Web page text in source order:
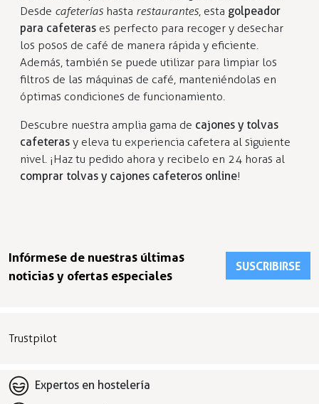
Desde cafeterías hasta restaurantes, esta golpeador
para cafeteras es perfecto para recoger y desechar
los posos de café de manera rápida y eficiente.
Además, también se puede utilizar para limpiar los
filtros de las máquinas de café, manteniéndolas en
óptimas condiciones de funcionamiento.
Descubre nuestra amplia gama de cajones y tolvas
cafeteras y eleva tu experiencia cafetera al siguiente
nivel. ¡Haz tu pedido ahora y recibelo en 24 horas al
comprar tolvas y cajones cafeteros online!
Infórmese de nuestras últimas
noticias y ofertas especiales
SUSCRIBIRSE
Trustpilot
Expertos en hostelería